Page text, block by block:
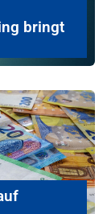
bringt